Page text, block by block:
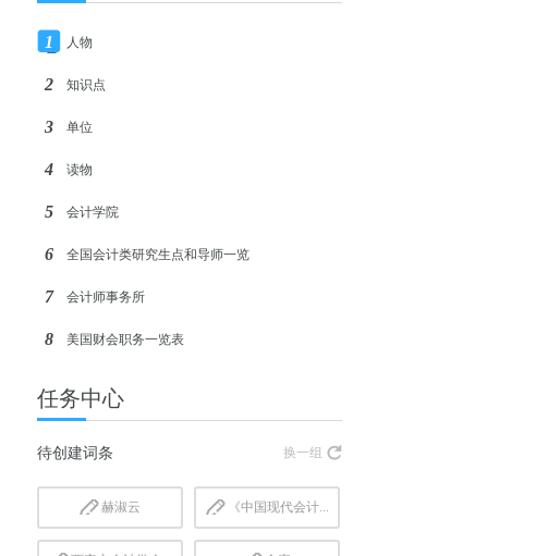
1 人物
2 知识点
3 单位
4 读物
5 会计学院
6 全国会计类研究生点和导师一览
7 会计师事务所
8 美国财会职务一览表
任务中心
待创建词条 换一组
赫淑云 《中国现代会计...